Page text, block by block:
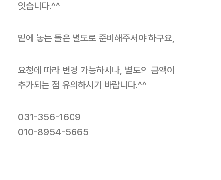
잇습니다.^^
밑에 놓는 돌은 별도로 준비해주셔야 하구요,
요청에 따라 변경 가능하시나, 별도의 금액이
추가되는 점 유의하시기 바랍니다.^^
031-356-1609
010-8954-5665